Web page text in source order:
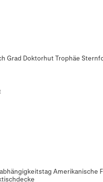
Grad Doktorhut Trophäe
Amerikanische